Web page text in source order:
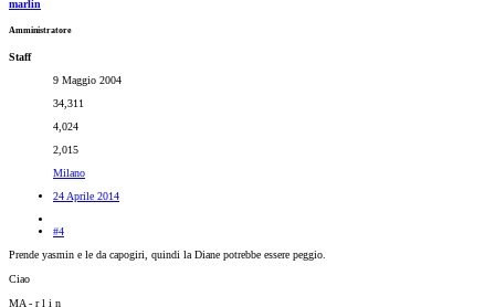
marlin
Amministratore
Staff
9 Maggio 2004
34,311
4,024
2,015
Milano
24 Aprile 2014
#4
Prende yasmin e le da capogiri, quindi la Diane potrebbe essere peggio.
Ciao
MA - r l i n